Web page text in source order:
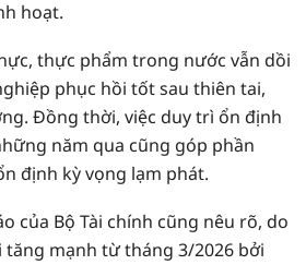
hoạt.
thực phẩm trong nước vẫn dồi
phục hồi tốt sau thiên tai,
Đồng thời, việc duy trì ổn định
năm qua cũng góp phần
định kỳ vọng lạm phát.
của Bộ Tài chính cũng nêu rõ, do
tăng mạnh từ tháng 3/2026 bởi